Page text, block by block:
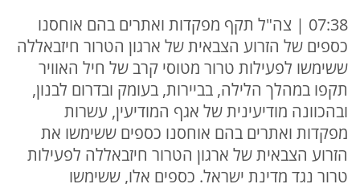
07:38 | צה"ל תקף מפקדות ואתרים בהם אוחסנו
כספים של הזרוע הצבאית של ארגון הטרור חיזבאללה
ששימשו לפעילות טרור מטוסי קרב של חיל האוויר
תקפו במהלך הלילה, בביירות, בעומק ובדרום לבנון,
ובהכוונה מודיעינית של אגף המודיעין, עשרות
מפקדות ואתרים בהם אוחסנו כספים ששימשו את
הזרוע הצבאית של ארגון הטרור חיזבאללה לפעילות
טרור נגד מדינת ישראל. כספים אלו, ששימשו